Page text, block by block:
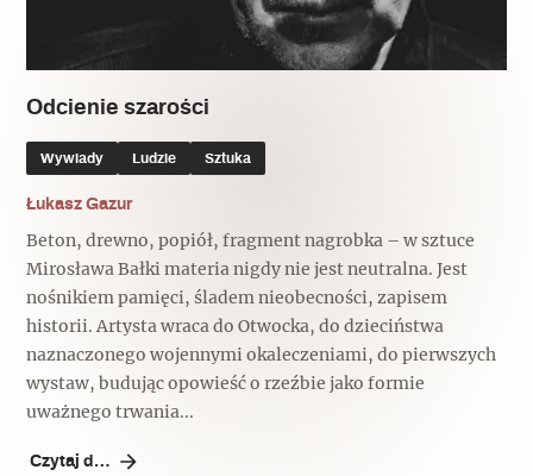
Kruchość rzeczy
Wywiady
Popularne
Dolnośląski Indiana Jones
Recenzje
Popularne
Ludzie
Siostry rzeźbiarki
Biskupin - rezerwat archeologiczny
Muzea od nowa
Popularne
Jak to działa? Czyli nowa odsłona
Narodowego Muzeum Techniki
Polska ze smakiem
Popularne
Zobacz również
Patronaty
MonumentApp
Mapa skojarzeń
Krakowskie Kawiarnie
Odcienie szarości
Wywiady Ludzie Sztuka
Łukasz Gazur
Beton, drewno, popiół, fragment nagrobka – w sztuce
Mirosława Bałki materia nigdy nie jest neutralna. Jest
nośnikiem pamięci, śladem nieobecności, zapisem
historii. Artysta wraca do Otwocka, do dzieciństwa
naznaczonego wojennymi okaleczeniami, do pierwszych
wystaw, budując opowieść o rzeźbie jako formie
uważnego trwania...
Czytaj dalej